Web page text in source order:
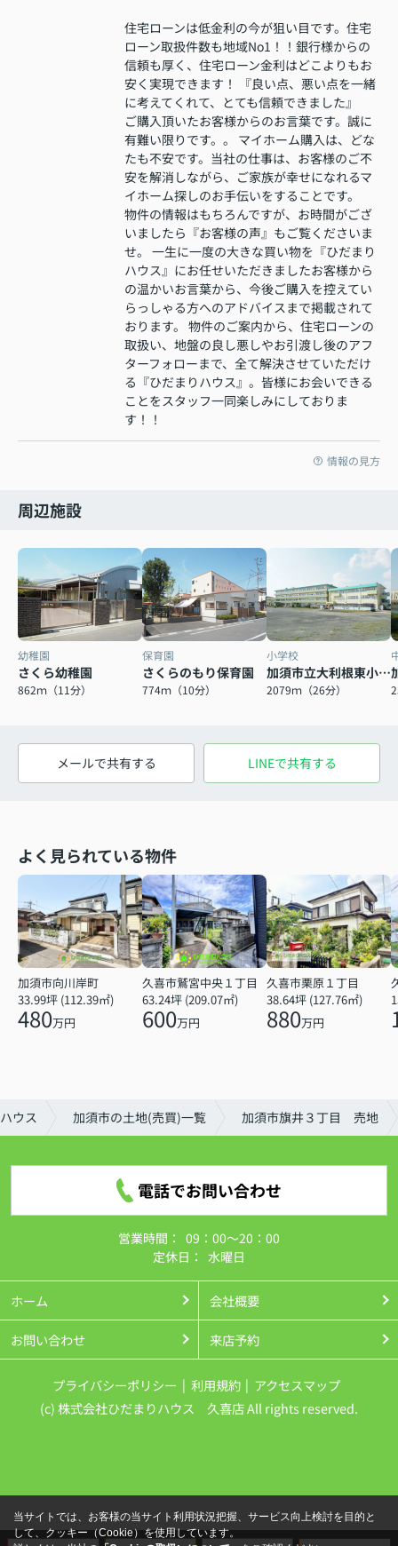
住宅ローンは低金利の今が狙い目です。住宅
ローン取扱件数も地域No1！！銀行様からの
信頼も厚く、住宅ローン金利はどこよりもお
安く実現できます！ 『良い点、悪い点を一緒
に考えてくれて、とても信頼できました』
ご購入頂いたお客様からのお言葉です。誠に
有難い限りです。。 マイホーム購入は、どな
たも不安です。当社の仕事は、お客様のご不
安を解消しながら、ご家族が幸せになれるマ
イホーム探しのお手伝いをすることです。
物件の情報はもちろんですが、お時間がござ
いましたら『お客様の声』もご覧くださいま
せ。 一生に一度の大きな買い物を『ひだまり
ハウス』にお任せいただきましたお客様から
の温かいお言葉から、今後ご購入を控えてい
らっしゃる方へのアドバイスまで掲載されて
おります。 物件のご案内から、住宅ローンの
取扱い、地盤の良し悪しやお引渡し後のアフ
ターフォローまで、全て解決させていただけ
る『ひだまりハウス』。皆様にお会いできる
ことをスタッフ一同楽しみにしておりま
す！！
情報の見方
周辺施設
幼稚園
さくら幼稚園
862ｍ（11分）
保育園
さくらのもり保育園
774ｍ（10分）
小学校
加須市立大利根東小学校
2079ｍ（26分）
メールで共有する LINEで共有する
よく見られている物件
加須市向川岸町
33.99坪 (112.39㎡)
480万円
久喜市鷲宮中央１丁目
63.24坪 (209.07㎡)
600万円
久喜市栗原１丁目
38.64坪 (127.76㎡)
880万円
ウス 加須市の土地(売買)一覧 加須市旗井３丁目 売地
電話でお問い合わせ
営業時間： 09：00～20：00
定休日： 水曜日
ホーム 会社概要
お問い合わせ 来店予約
プライバシーポリシー 利用規約
アクセスマップ
(c) 株式会社ひだまりハウス 久喜店 All rights reserved.
当サイトでは、お客様の当サイト利用状況把握、サービス向上検討を目的と
して、クッキー（Cookie）を使用しています。